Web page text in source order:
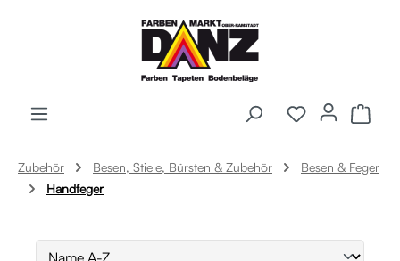
Zum Hauptinhalt springen
Zubehör Besen, Stiele, Bürsten & Zubehör
Besen & Feger
Handfeger